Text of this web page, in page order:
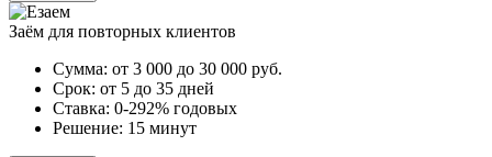
Заём для повторных клиентов
Сумма: от 3 000 до 30 000 руб.
Срок: от 5 до 35 дней
Ставка: 0-292% годовых
Решение: 15 минут